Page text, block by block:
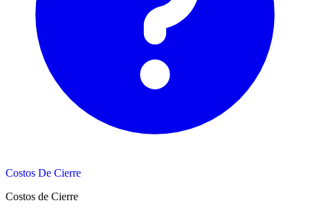
Costos De Cierre
Costos de Cierre